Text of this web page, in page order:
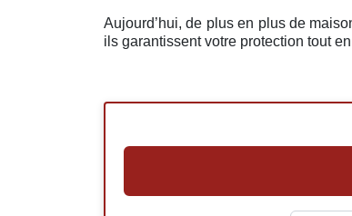
Aujourd’hui, de plus en plus de
ils garantissent votre protection tout